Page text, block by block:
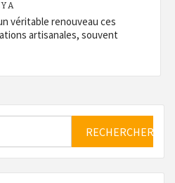
A
véritable renouveau ces
artisanales, souvent